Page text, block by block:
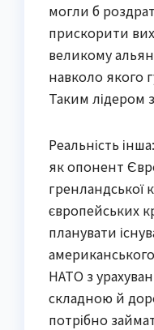
могли б
прискорити
великому
навколо якого
Таким лідером
Реальність
як опонент
гренландської
європейських
планувати
НАТО з
складною й
потрібно